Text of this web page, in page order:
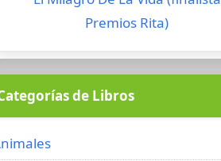
Premios Rita)
de Libros